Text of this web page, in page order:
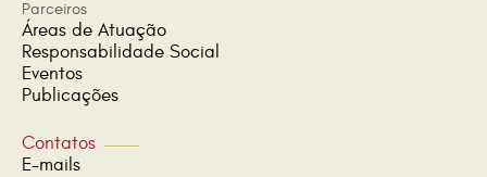
Parceiros
Áreas de Atuação
Responsabilidade Social
Eventos
Publicações
Contatos
E-mails